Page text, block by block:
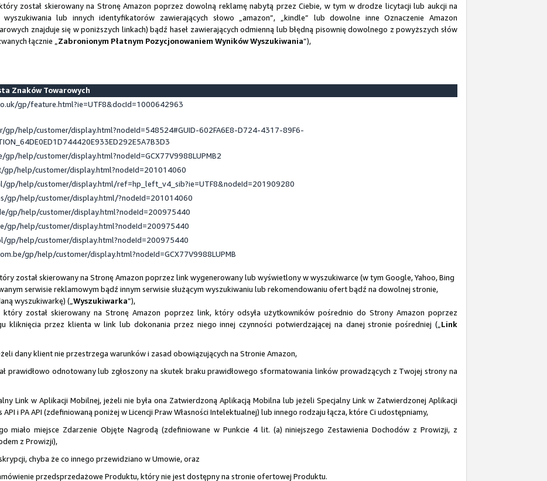
został skierowany na Stronę Amazon poprzez dowolną reklamę nabytą przez Ciebie, w tym w drodze licytacji lub aukcji na
lub innych identyfikatorów zawierających słowo „amazon”, „kindle” lub dowolne inne Oznaczenie Amazon
znajduje się w poniższych linkach) bądź haseł zawierających odmienną lub błędną pisownię dowolnego z powyższych słów
łącznie „ Zabronionym Płatnym Pozycjonowaniem Wyników Wyszukiwania”),
Znaków Towarowych
gp/feature.html?ie=UTF8&docId=1000642963
gp/help/customer/display.html?nodeId=548524#GUID-602FA6E8-D724-4317-89F6-
help/customer/display.html?nodeId=GCX77V9988LUPMB2
gp/help/customer/display.html?nodeId=201014060
gp/help/customer/display.html/ref=hp_left_v4_sib?ie=UTF8&nodeId=201909280
gp/help/customer/display.html/?nodeId=201014060
gp/help/customer/display.html?nodeId=200975440
gp/help/customer/display.html?nodeId=200975440
gp/help/customer/display.html?nodeId=200975440
gp/help/customer/display.html?nodeId=GCX77V9988LUPMB
został skierowany na Stronę Amazon poprzez link wygenerowany lub wyświetlony w wyszukiwarce (w tym Google, Yahoo, Bing
serwisie reklamowym bądź innym serwisie służącym wyszukiwaniu lub rekomendowaniu ofert bądź na dowolnej stronie,
wyszukiwarkę) („ Wyszukiwarka”),
został skierowany na Stronę Amazon poprzez link, który odsyła użytkowników pośrednio do Strony Amazon poprzez
kliknięcia przez klienta w link lub dokonania przez niego innej czynności potwierdzającej na danej stronie pośredniej („ Link
dany klient nie przestrzega warunków i zasad obowiązujących na Stronie Amazon,
prawidłowo odnotowany lub zgłoszony na skutek braku prawidłowego sformatowania linków prowadzących z Twojej strony na
Link w Aplikacji Mobilnej, jeżeli nie była ona Zatwierdzoną Aplikacją Mobilna lub jeżeli Specjalny Link w Zatwierdzonej Aplikacji
i PA API (zdefiniowaną poniżej w Licencji Praw Własności Intelektualnej) lub innego rodzaju łącza, które Ci udostępniamy,
miało miejsce Zdarzenie Objęte Nagrodą (zdefiniowane w Punkcie 4 lit. (a) niniejszego Zestawienia Dochodów z Prowizji, z
z Prowizji),
chyba że co innego przewidziano w Umowie, oraz
przedsprzedażowe Produktu, który nie jest dostępny na stronie ofertowej Produktu.